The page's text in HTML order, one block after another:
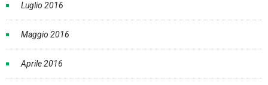
Luglio 2016
Maggio 2016
Aprile 2016